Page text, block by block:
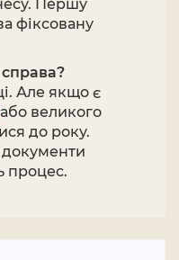
Першу
фіксовану
Але якщо є
або великого
до року.
документи
процес.